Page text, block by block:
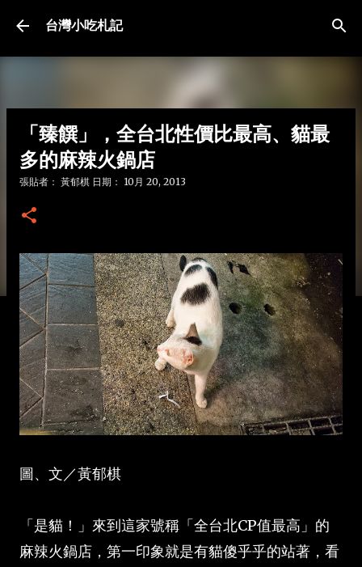
台灣小吃札記
「臻饌」，全台北性價比最高、貓最
多的麻辣火鍋店
張貼者： 黃郁棋 日期： 10月 20, 2013
圖、文／黃郁棋
「是貓！」來到這家號稱「全台北CP值最高」的
麻辣火鍋店，第一印象就是有貓傻乎乎的站著，看